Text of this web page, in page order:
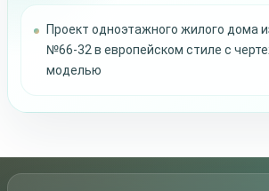
Проект одноэтажного жилого дома
№66-32 в европейском стиле с
моделью